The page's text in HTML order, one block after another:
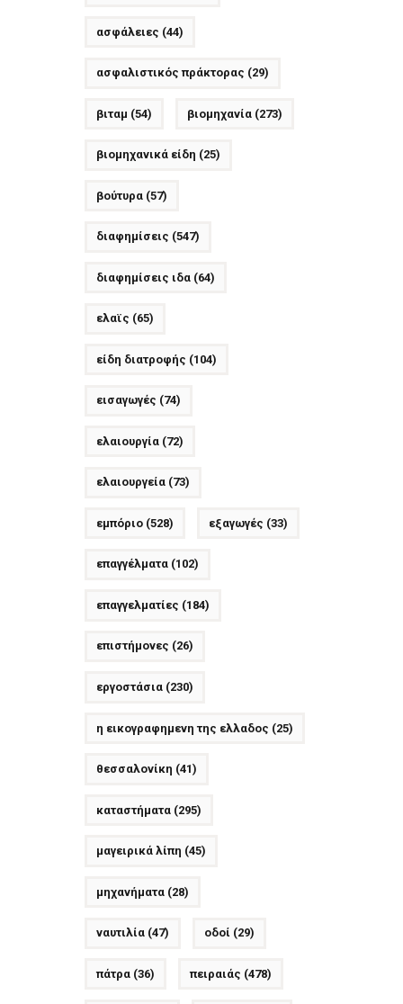
ασφάλειες (44)
ασφαλιστικός πράκτορας (29)
βιταμ (54) βιομηχανία(273)
βιομηχανικά είδη (25)
βούτυρα(57)
διαφημίσεις (547)
διαφημίσεις ιδα(64)
ελαϊς (65)
είδη διατροφής (104)
εισαγωγές (74)
ελαιουργία(72)
ελαιουργεία(73)
εμπόριο(528) εξαγωγές (33)
επαγγέλματα(102)
επαγγελματίες (184)
επιστήμονες (26)
εργοστάσια(230)
η εικογραφημενη της ελλαδος (25)
θεσσαλονίκη (41)
καταστήματα(295)
μαγειρικά λίπη (45)
μηχανήματα(28)
ναυτιλία(47) οδοί (29)
πάτρα(36) πειραιάς (478)